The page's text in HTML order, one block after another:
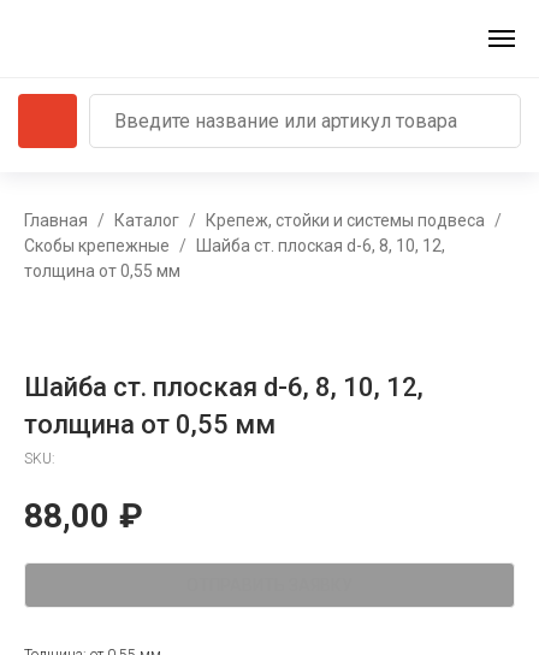
Главная Каталог
Крепеж, стойки и системы подвеса
Скобы крепежные
Шайба ст. плоская d-6, 8, 10, 12,
толщина от 0,55 мм
Шайба ст. плоская d-6, 8, 10, 12,
толщина от 0,55 мм
SKU:
88,00 ₽